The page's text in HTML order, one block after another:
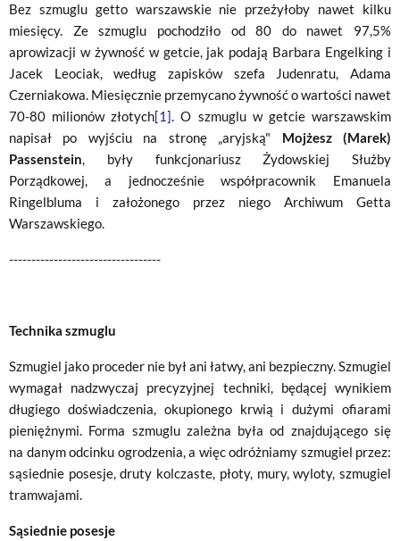
Bez szmuglu getto warszawskie nie przeżyłoby nawet kilku
miesięcy. Ze szmuglu pochodziło od 80 do nawet 97,5%
aprowizacji w żywność w getcie, jak podają Barbara Engelking i
Jacek Leociak, według zapisków szefa Judenratu, Adama
Czerniakowa. Miesięcznie przemycano żywność o wartości nawet
70-80 milionów złotych[1]. O szmuglu w getcie warszawskim
napisał po wyjściu na stronę „aryjską" Mojżesz (Marek)
Passenstein, były funkcjonariusz Żydowskiej Służby
Porządkowej, a jednocześnie współpracownik Emanuela
Ringelbluma i założonego przez niego Archiwum Getta
Warszawskiego.
----------------------------------
Technika szmuglu
Szmugiel jako proceder nie był ani łatwy, ani bezpieczny. Szmugiel
wymagał nadzwyczaj precyzyjnej techniki, będącej wynikiem
długiego doświadczenia, okupionego krwią i dużymi ofiarami
pieniężnymi. Forma szmuglu zależna była od znajdującego się
na danym odcinku ogrodzenia, a więc odróżniamy szmugiel przez:
sąsiednie posesje, druty kolczaste, płoty, mury, wyloty, szmugiel
tramwajami.
Sąsiednie posesje